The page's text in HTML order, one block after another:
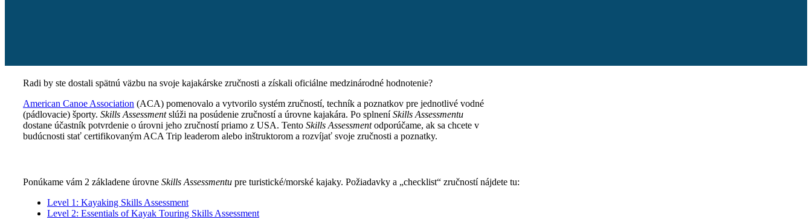
Radi by ste dostali spätnú väzbu na svoje kajakárske zručnosti a získali oficiálne medzinárodné hodnotenie?
American Canoe Association (ACA) pomenovalo a vytvorilo systém zručností, techník a poznatkov pre jednotlivé vodné
(pádlovacie) športy. Skills Assessmentslúži na posúdenie zručností a úrovne kajakára. Po splneníSkills Assessmentu
dostane účastník potvrdenie o úrovni jeho zručností priamo z USA. Tento Skills Assessmentodporúčame, ak sa chcete v
budúcnosti stať certifikovaným ACA Trip leaderom alebo inštruktorom a rozvíjať svoje zručnosti a poznatky.
Ponúkame vám 2 základene úrovne Skills Assessmentu pre turistické/morské kajaky. Požiadavky a „checklist“ zručností nájdete tu:
Level 1: Kayaking Skills Assessment
Level 2: Essentials of Kayak Touring Skills Assessment